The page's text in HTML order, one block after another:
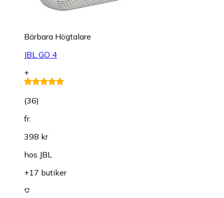
Bärbara Högtalare
JBL GO 4
+
(36)
fr.
398 kr
hos JBL
+17 butiker